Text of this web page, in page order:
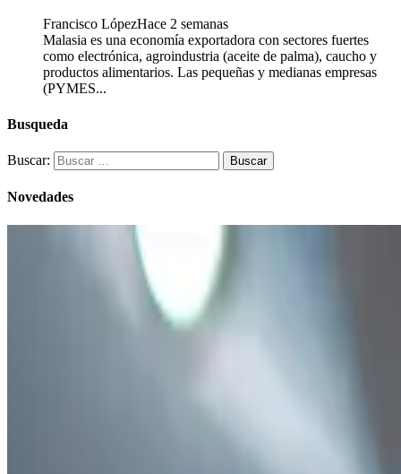
Francisco LópezHace 2 semanas
Malasia es una economía exportadora con sectores fuertes
como electrónica, agroindustria (aceite de palma), caucho y
productos alimentarios. Las pequeñas y medianas empresas
(PYMES...
Busqueda
Buscar:
Novedades